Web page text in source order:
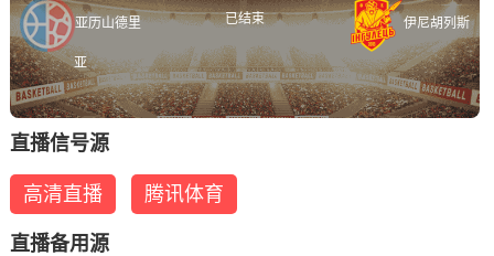
亚历山德里
亚
已结束
伊尼胡列斯
直播信号源
高清直播 腾讯体育
直播备用源